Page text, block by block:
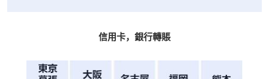
信用卡，銀行轉賬